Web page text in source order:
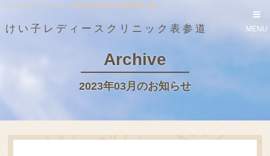
けい子レディースクリニック表参道 産婦人科 美容皮膚科 女医
けい子レディースクリニック表参道 MENU
Archive
2023年03月のお知らせ